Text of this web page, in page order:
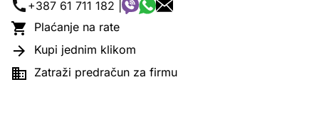
call +387 61 711 182 |
 Plaćanje na rate
 Kupi jednim klikom
 Zatraži predračun za firmu